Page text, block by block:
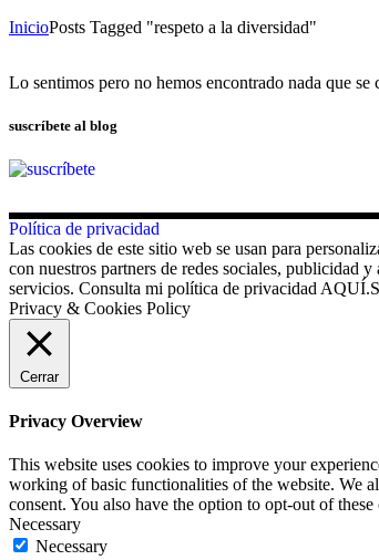
InicioPosts Tagged "respeto a la diversidad"
Lo sentimos pero no hemos encontrado nada que se
suscríbete al blog
Política de privacidad
Las cookies de este sitio web se usan para
con nuestros partners de redes sociales, publicidad
servicios. Consulta mi política de privacidad AQUÍ.
Privacy & Cookies Policy
Cerrar
Privacy Overview
This website uses cookies to improve your
working of basic functionalities of the website. We
consent. You also have the option to opt-out of
Necessary
Necessary